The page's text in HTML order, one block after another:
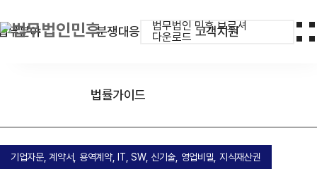
법무법인 민후 브로셔
다운로드
무분야 분쟁대응
법률가이드
고객지원
기업자문, 계약서, 용역계약, IT, SW, 신기술, 영업비밀, 지식재산권